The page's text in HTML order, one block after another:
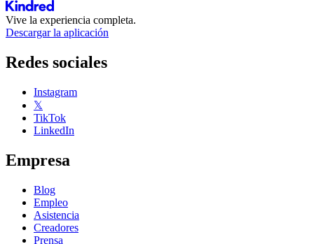
Vive la experiencia completa.
Descargar la aplicación
Redes sociales
Instagram
𝕏
TikTok
LinkedIn
Empresa
Blog
Empleo
Asistencia
Creadores
Prensa